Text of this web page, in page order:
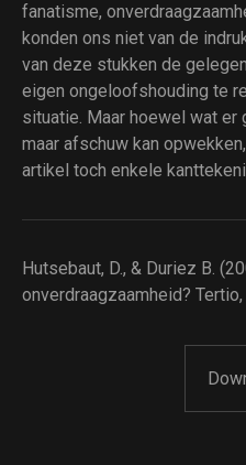
fanatisme,
konden ons niet van de
van deze stukken de
eigen ongeloofshouding te
situatie. Maar hoewel wat er
maar afschuw kan
artikel toch enkele
Hutsebaut, D., & Duriez B.
onverdraagzaamheid? Tertio,